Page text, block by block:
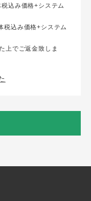
込み価格+システム
税込み価格+システム
上でご返金致しま